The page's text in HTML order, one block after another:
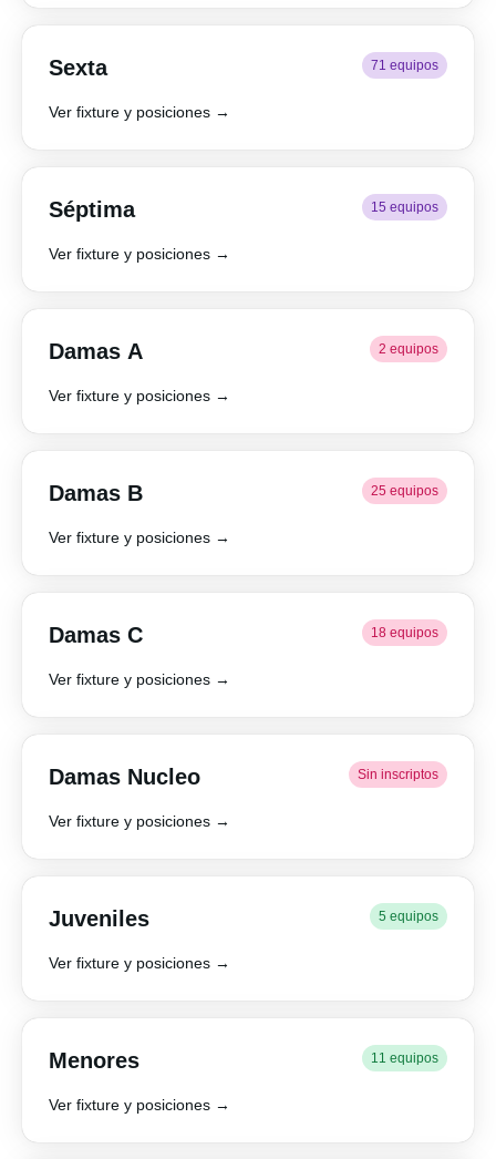
Sexta 71 equipos
Ver fixture y posiciones →
Séptima 15 equipos
Ver fixture y posiciones →
Damas A 2 equipos
Ver fixture y posiciones →
Damas B 25 equipos
Ver fixture y posiciones →
Damas C 18 equipos
Ver fixture y posiciones →
Damas Nucleo Sin inscriptos
Ver fixture y posiciones →
Juveniles 5 equipos
Ver fixture y posiciones →
Menores 11 equipos
Ver fixture y posiciones →